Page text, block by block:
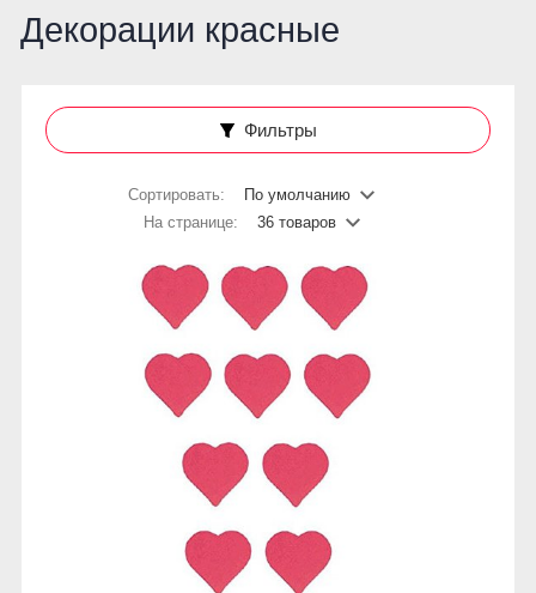
Декорации красные
Фильтры
Сортировать:
По умолчанию
На странице:
36 товаров